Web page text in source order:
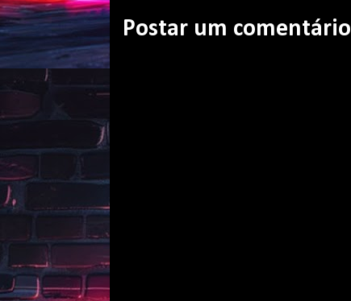
Postar um comentário